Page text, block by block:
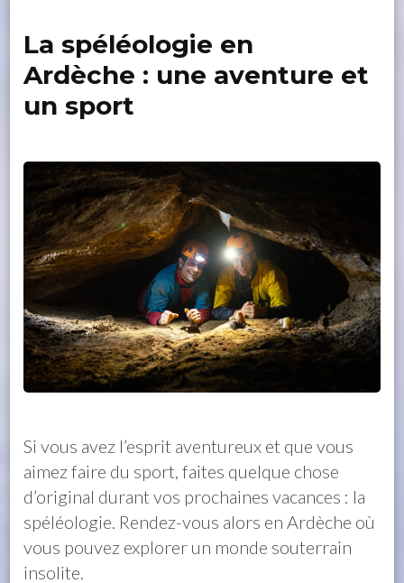
La spéléologie en
Ardèche : une aventure et
un sport
Si vous avez l’esprit aventureux et que vous
aimez faire du sport, faites quelque chose
d’original durant vos prochaines vacances : la
spéléologie. Rendez-vous alors en Ardèche où
vous pouvez explorer un monde souterrain
insolite.